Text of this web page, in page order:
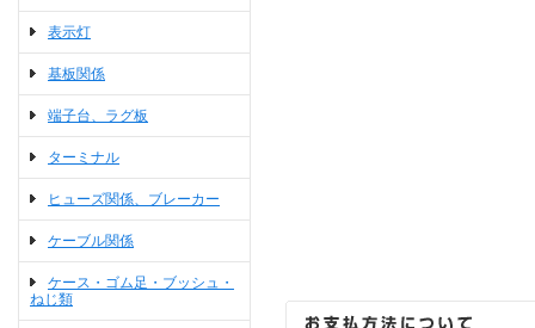
表示灯
基板関係
端子台、ラグ板
ターミナル
ヒューズ関係、ブレーカー
ケーブル関係
ケース・ゴム足・ブッシュ・
ねじ類